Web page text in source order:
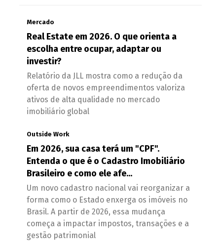
Mercado
Real Estate em 2026. O que orienta a
escolha entre ocupar, adaptar ou
investir?
Relatório da JLL mostra como a redução da
oferta de novos empreendimentos valoriza
ativos de alta qualidade no mercado
imobiliário global
Outside Work
Em 2026, sua casa terá um "CPF".
Entenda o que é o Cadastro Imobiliário
Brasileiro e como ele afe...
Um novo cadastro nacional vai reorganizar a
forma como o Estado enxerga os imóveis no
Brasil. A partir de 2026, essa mudança
começa a impactar impostos, transações e a
gestão patrimonial